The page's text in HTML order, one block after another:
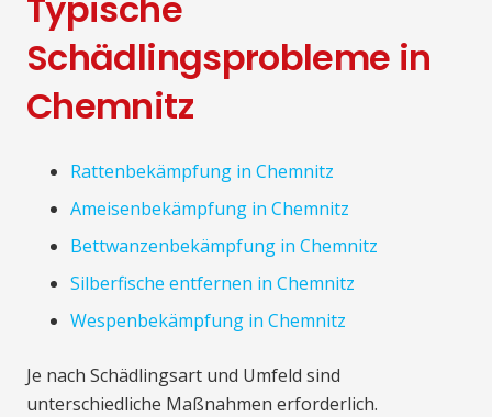
Schädlingsprobleme in
Chemnitz
Rattenbekämpfung in Chemnitz
Ameisenbekämpfung in Chemnitz
Bettwanzenbekämpfung in Chemnitz
Silberfische entfernen in Chemnitz
Wespenbekämpfung in Chemnitz
Je nach Schädlingsart und Umfeld sind
unterschiedliche Maßnahmen erforderlich.